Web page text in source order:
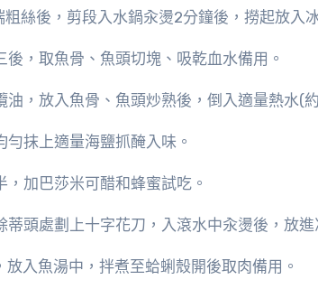
粗絲後，剪段入水鍋汆燙2分鐘後，撈起放入
後，取魚骨、魚頭切塊、吸乾血水備用。
油，放入魚骨、魚頭炒熟後，倒入適量熱水(
勻抹上適量海鹽抓醃入味。
，加巴莎米可醋和蜂蜜試吃。
蒂頭處劃上十字花刀，入滾水中汆燙後，放進
放入魚湯中，拌煮至蛤蜊殼開後取肉備用。